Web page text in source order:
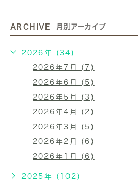
ARCHIVE 月別アーカイブ
2026年 (34)
2026年7月 (7)
2026年6月 (5)
2026年5月 (3)
2026年4月 (2)
2026年3月 (5)
2026年2月 (6)
2026年1月 (6)
2025年 (102)